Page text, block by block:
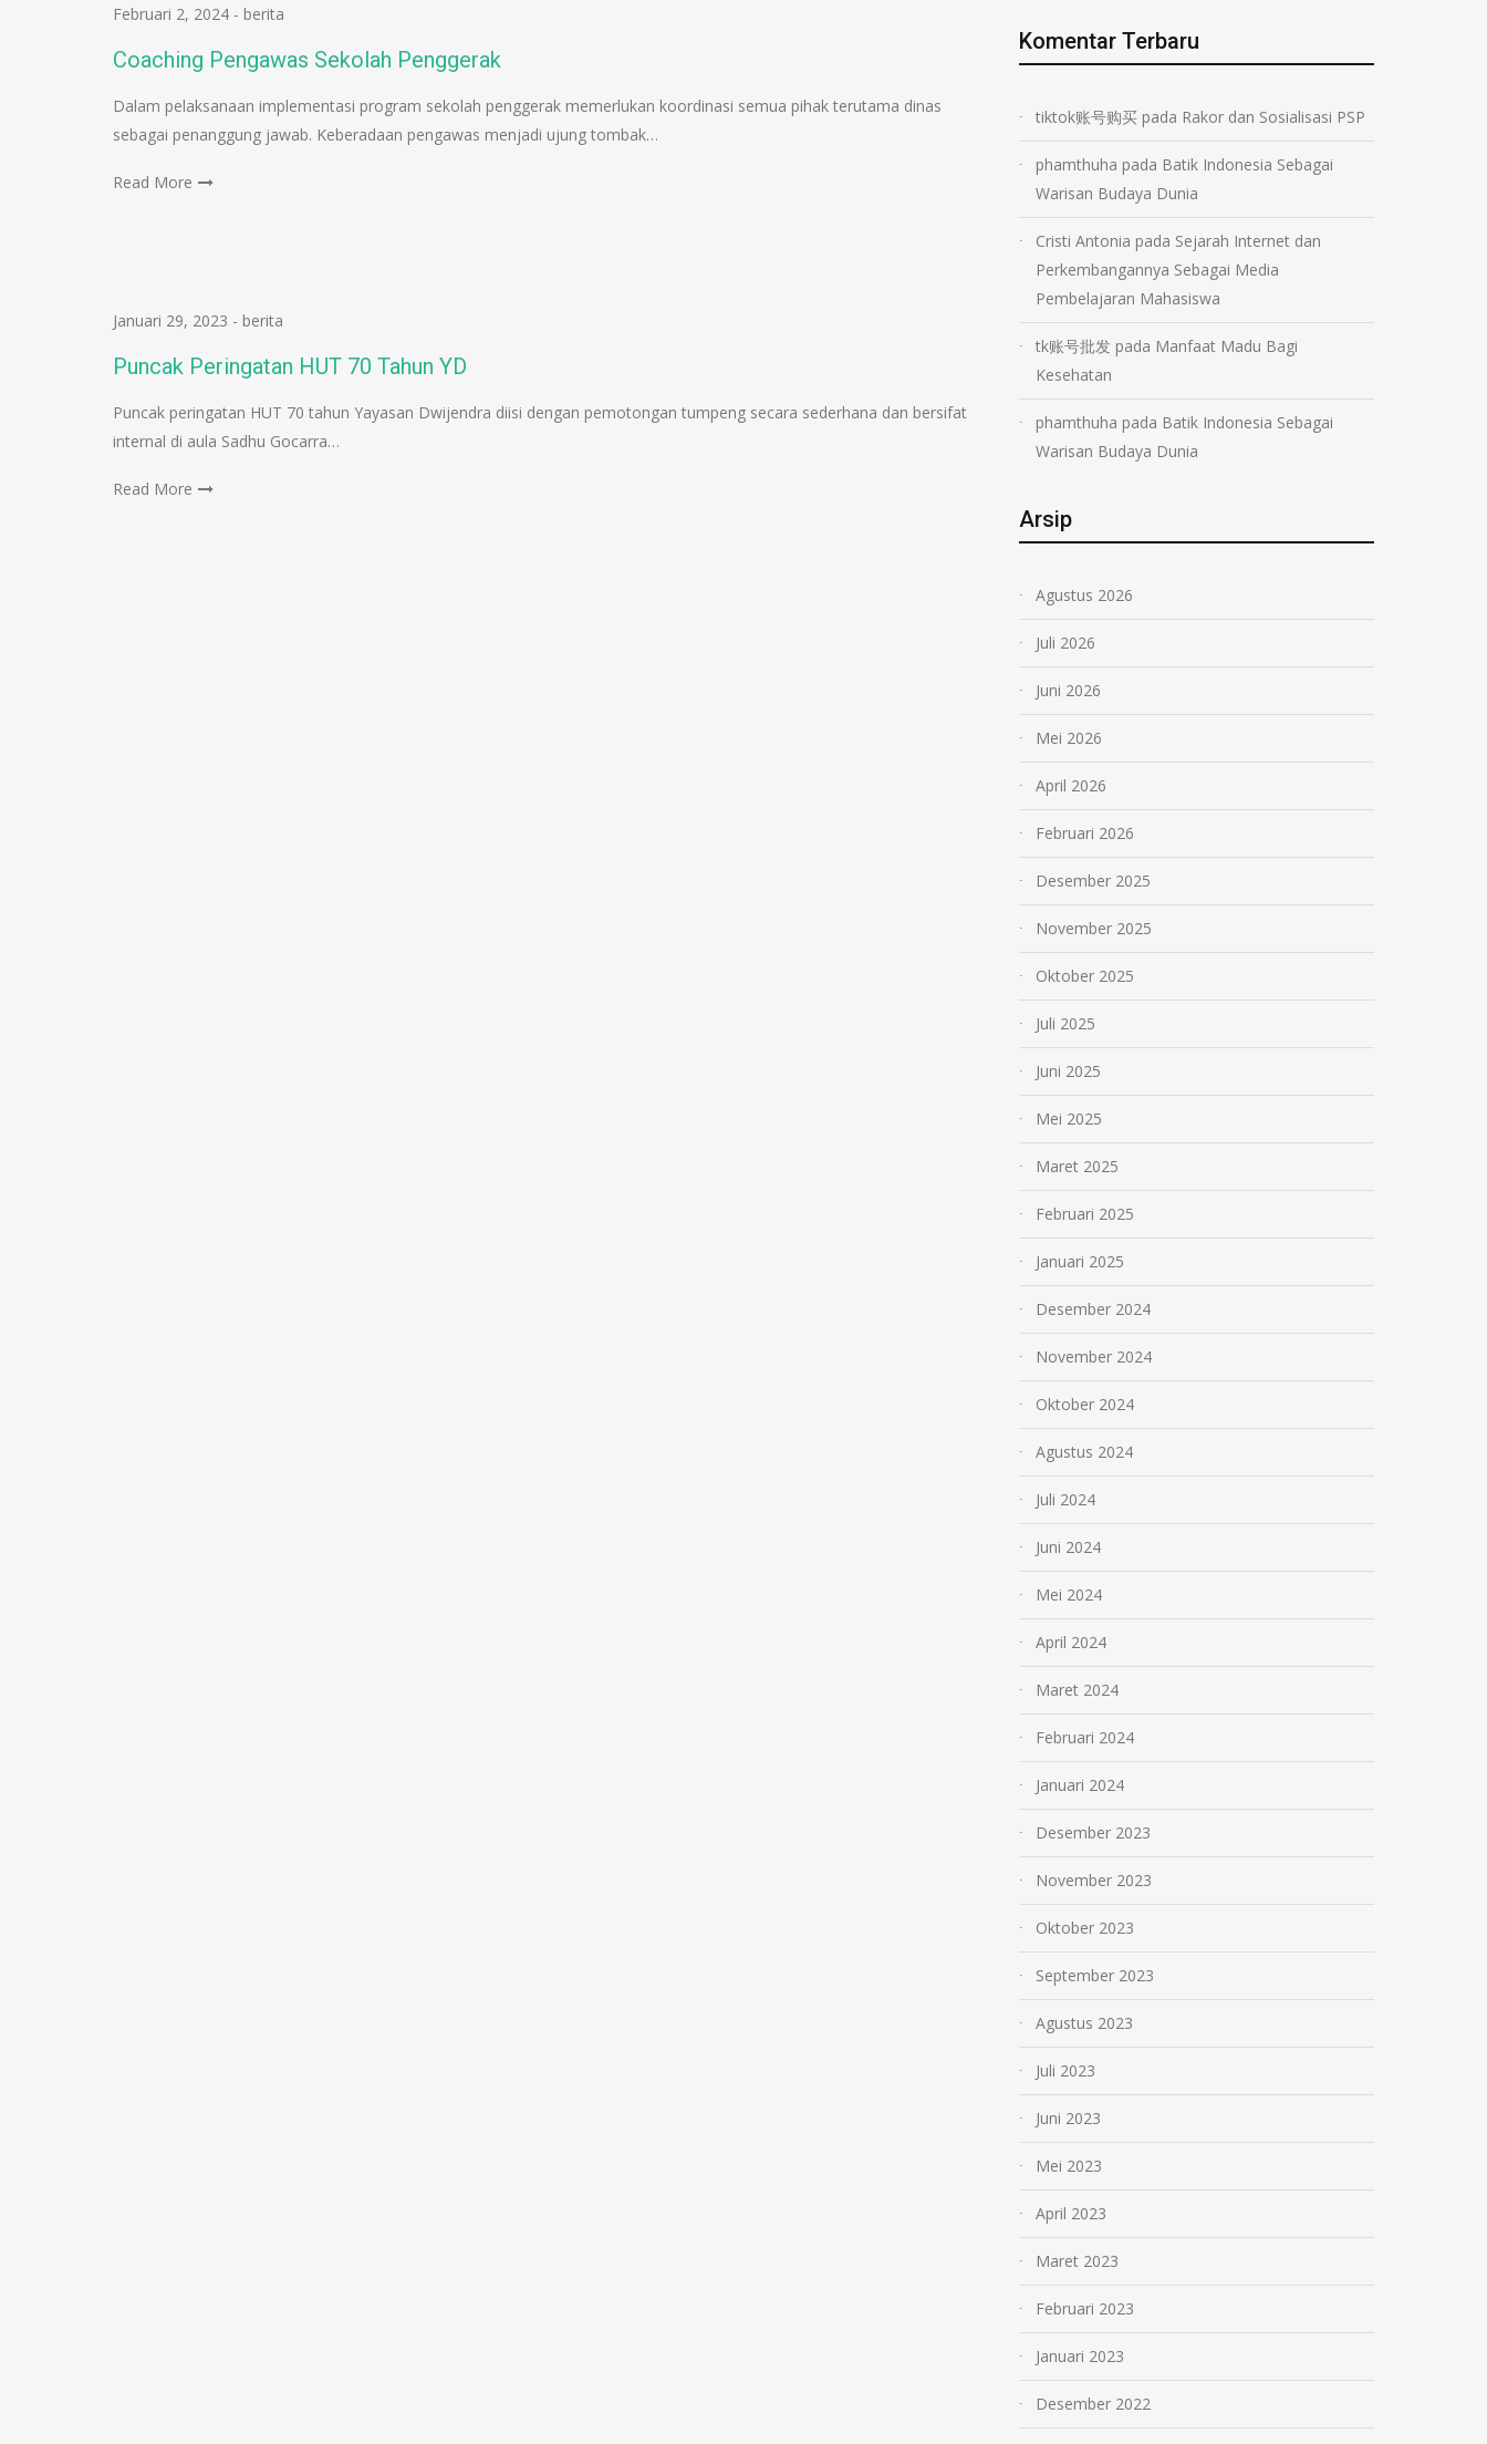
Februari 2, 2024 - berita
Coaching Pengawas Sekolah Penggerak
Dalam pelaksanaan implementasi program sekolah penggerak memerlukan koordinasi semua pihak terutama dinas
sebagai penanggung jawab. Keberadaan pengawas menjadi ujung tombak…
Read More
Januari 29, 2023 - berita
Puncak Peringatan HUT 70 Tahun YD
Puncak peringatan HUT 70 tahun Yayasan Dwijendra diisi dengan pemotongan tumpeng secara sederhana dan bersifat
internal di aula Sadhu Gocarra…
Read More
Komentar Terbaru
tiktok账号购买 pada Rakor dan Sosialisasi PSP
phamthuha pada Batik Indonesia Sebagai
Warisan Budaya Dunia
Cristi Antonia pada Sejarah Internet dan
Perkembangannya Sebagai Media
Pembelajaran Mahasiswa
tk账号批发 pada Manfaat Madu Bagi
Kesehatan
phamthuha pada Batik Indonesia Sebagai
Warisan Budaya Dunia
Arsip
Agustus 2026
Juli 2026
Juni 2026
Mei 2026
April 2026
Februari 2026
Desember 2025
November 2025
Oktober 2025
Juli 2025
Juni 2025
Mei 2025
Maret 2025
Februari 2025
Januari 2025
Desember 2024
November 2024
Oktober 2024
Agustus 2024
Juli 2024
Juni 2024
Mei 2024
April 2024
Maret 2024
Februari 2024
Januari 2024
Desember 2023
November 2023
Oktober 2023
September 2023
Agustus 2023
Juli 2023
Juni 2023
Mei 2023
April 2023
Maret 2023
Februari 2023
Januari 2023
Desember 2022